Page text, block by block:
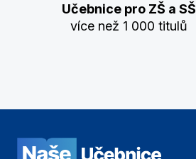
Učebnice pro ZŠ a SŠ
více než 1 000 titulů